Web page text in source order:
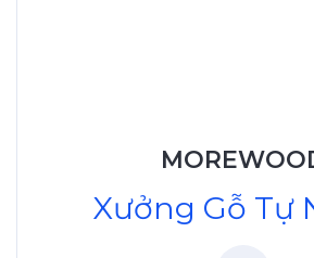
Xưởng Gỗ Tự
09.31.32.33.00